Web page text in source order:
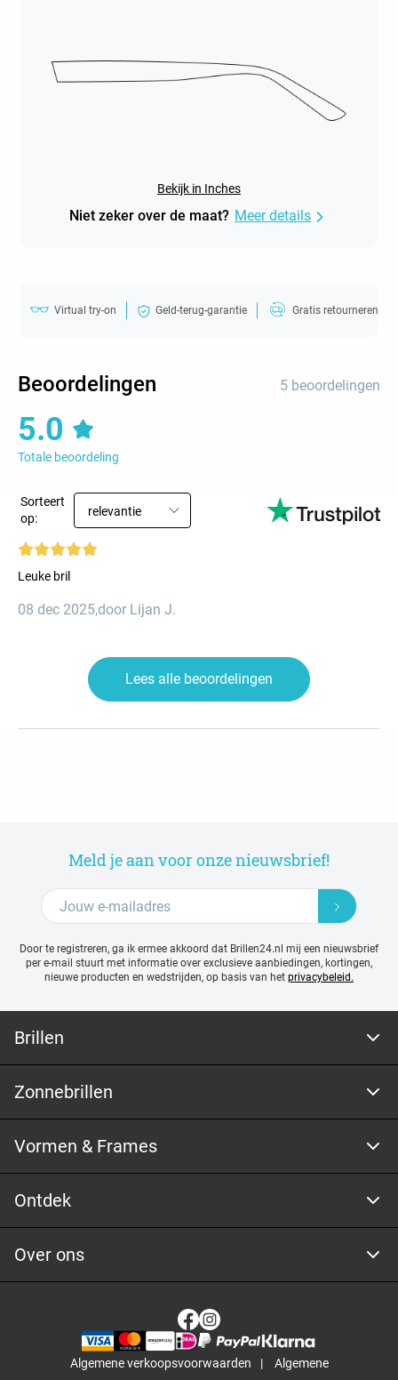
Bekijk in Inches
Niet zeker over de maat? Meer details
Virtual try-on Geld-terug-garantie Gratis retourneren
Beoordelingen 5 beoordelingen
5.0
Totale beoordeling
Sorteert
op:
relevantie
Leuke bril
08 dec 2025,door Lijan J.
Lees alle beoordelingen
Meld je aan voor onze nieuwsbrief!
Door te registreren, ga ik ermee akkoord dat Brillen24.nl mij een nieuwsbrief
per e-mail stuurt met informatie over exclusieve aanbiedingen, kortingen,
nieuwe producten en wedstrijden, op basis van het privacybeleid.
Brillen
Zonnebrillen
Vormen & Frames
Ontdek
Over ons
Algemene verkoopsvoorwaarden
Algemene